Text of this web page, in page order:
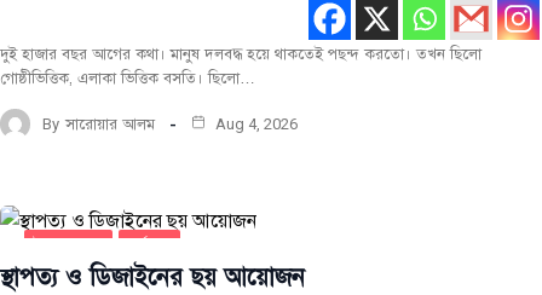
দুই হাজার বছর আগের কথা। মানুষ দলবদ্ধ হয়ে থাকতেই পছন্দ করতো। তখন ছিলো
গোষ্ঠীভিত্তিক, এলাকা ভিত্তিক বসতি। ছিলো…
By সারোয়ার আলম Aug 4, 2026
স্থাপত্য ও ডিজাইনের ছয় আয়োজন